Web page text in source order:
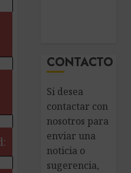
CONTACTO
Si desea
contactar con
nosotros para
enviar una
noticia o
sugerencia,